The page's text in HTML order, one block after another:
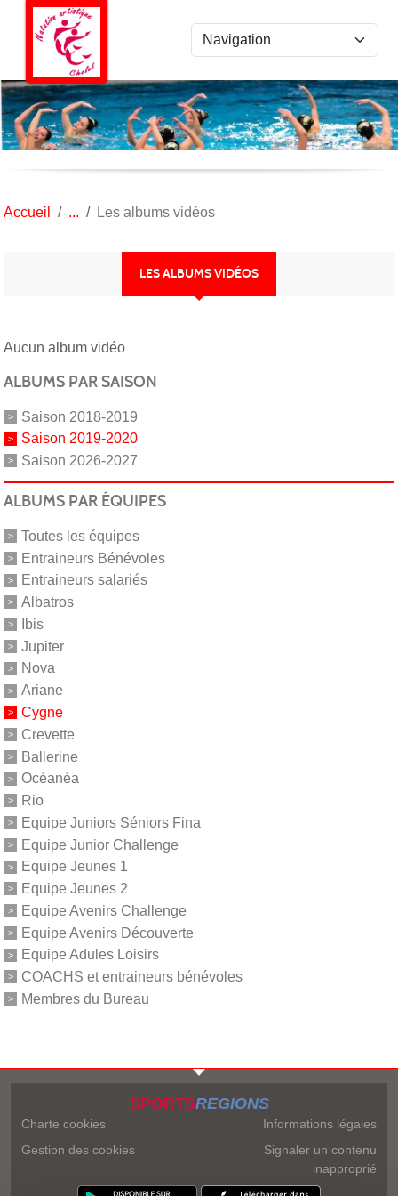
Accueil Les albums vidéos
LES ALBUMS VIDÉOS
Aucun album vidéo
ALBUMS PAR SAISON
Saison 2018-2019
Saison 2019-2020
Saison 2026-2027
ALBUMS PAR ÉQUIPES
Toutes les équipes
Entraineurs Bénévoles
Entraineurs salariés
Albatros
Ibis
Jupiter
Nova
Ariane
Cygne
Crevette
Ballerine
Océanéa
Rio
Equipe Juniors Séniors Fina
Equipe Junior Challenge
Equipe Jeunes 1
Equipe Jeunes 2
Equipe Avenirs Challenge
Equipe Avenirs Découverte
Equipe Adules Loisirs
COACHS et entraineurs bénévoles
Membres du Bureau
SPORTSREGIONS
Charte cookies
Gestion des cookies
Informations légales
Signaler un contenu
inapproprié
Panneau de gestion des cookies